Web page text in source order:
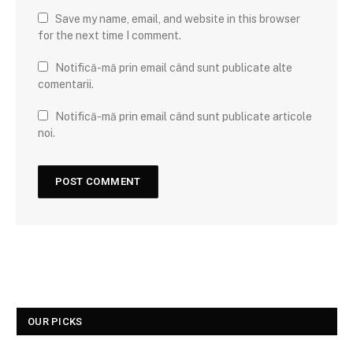
Save my name, email, and website in this browser
for the next time I comment.
Notifică-mă prin email când sunt publicate alte
comentarii.
Notifică-mă prin email când sunt publicate articole
noi.
OUR PICKS